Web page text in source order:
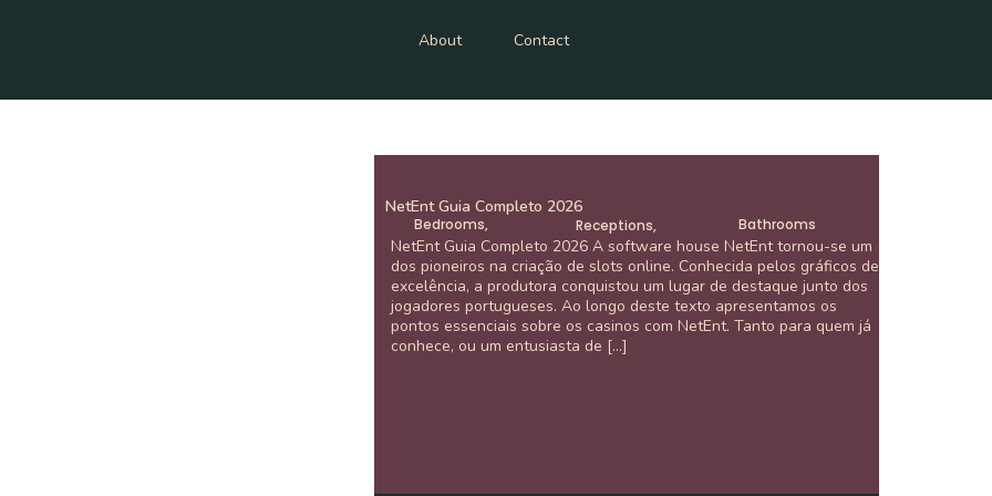
About Contact
NetEnt Guia Completo 2026
Bedrooms, Receptions, Bathrooms
NetEnt Guia Completo 2026 A software house NetEnt tornou-se um
dos pioneiros na criação de slots online. Conhecida pelos gráficos de
excelência, a produtora conquistou um lugar de destaque junto dos
jogadores portugueses. Ao longo deste texto apresentamos os
pontos essenciais sobre os casinos com NetEnt. Tanto para quem já
conhece, ou um entusiasta de […]